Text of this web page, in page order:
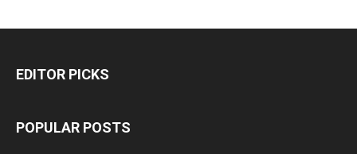
EDITOR PICKS
POPULAR POSTS